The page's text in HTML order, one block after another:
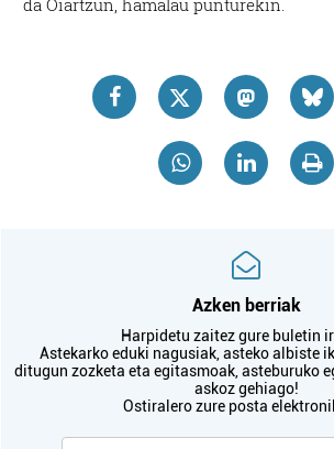
Azken berriak
Harpidetu zaitez gure buletin
Astekarko eduki nagusiak, asteko albiste
ditugun zozketa eta egitasmoak, asteburuko
askoz gehiago!
Ostiralero zure posta